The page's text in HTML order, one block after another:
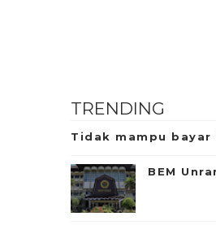
TRENDING
Tidak mampu bayar
BEM